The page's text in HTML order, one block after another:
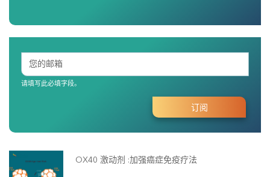
请填写此必填字段。
OX40 激动剂 :加强癌症免疫疗法